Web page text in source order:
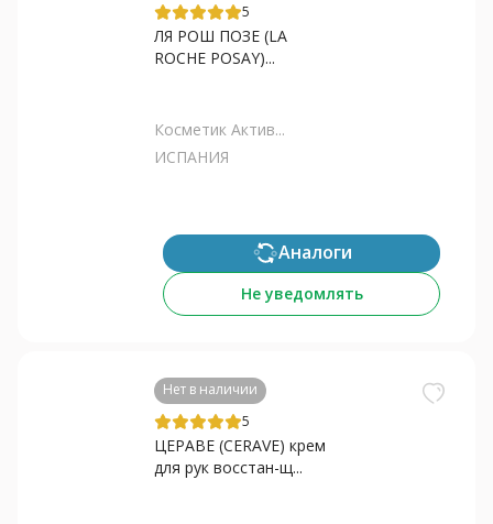
5
ЛЯ РОШ ПОЗЕ (LA
ROCHE POSAY)...
Косметик Актив...
ИСПАНИЯ
Аналоги
Не уведомлять
Нет в наличии
5
ЦЕРАВЕ (CERAVE) крем
для рук восстан-щ...